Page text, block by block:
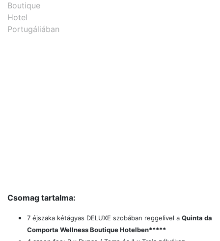
Csomag tartalma:
7 éjszaka kétágyas DELUXE szobában reggelivel a Quinta da
Comporta Wellness Boutique Hotelben*****